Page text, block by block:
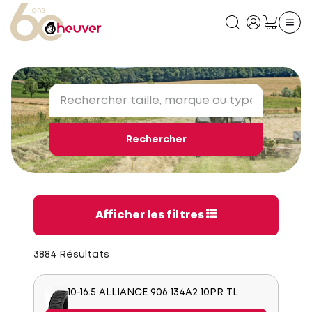
Rechercher
Afficher les filtres
3884 Résultats
10-16.5 ALLIANCE 906 134A2 10PR TL